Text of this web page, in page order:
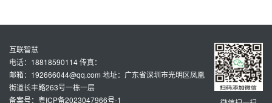
互联智慧
电话：18818590114 传真：
邮箱：192666044@qq.com 地址：广东省深圳市光明区凤凰
街道长丰路263号一栋一层
备案号：粤ICP备2023047966号-1